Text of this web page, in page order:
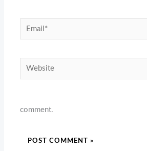
Email*
Website
comment.